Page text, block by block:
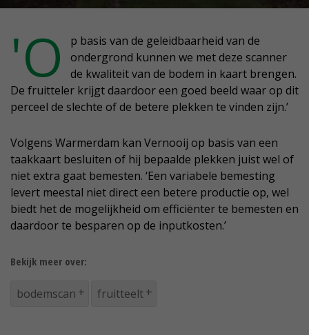
'O
p basis van de geleidbaarheid van de
ondergrond kunnen we met deze scanner
de kwaliteit van de bodem in kaart brengen.
De fruitteler krijgt daardoor een goed beeld waar op dit
perceel de slechte of de betere plekken te vinden zijn.’
Volgens Warmerdam kan Vernooij op basis van een
taakkaart besluiten of hij bepaalde plekken juist wel of
niet extra gaat bemesten. ‘Een variabele bemesting
levert meestal niet direct een betere productie op, wel
biedt het de mogelijkheid om efficiënter te bemesten en
daardoor te besparen op de inputkosten.’
Bekijk meer over:
bodemscan fruitteelt